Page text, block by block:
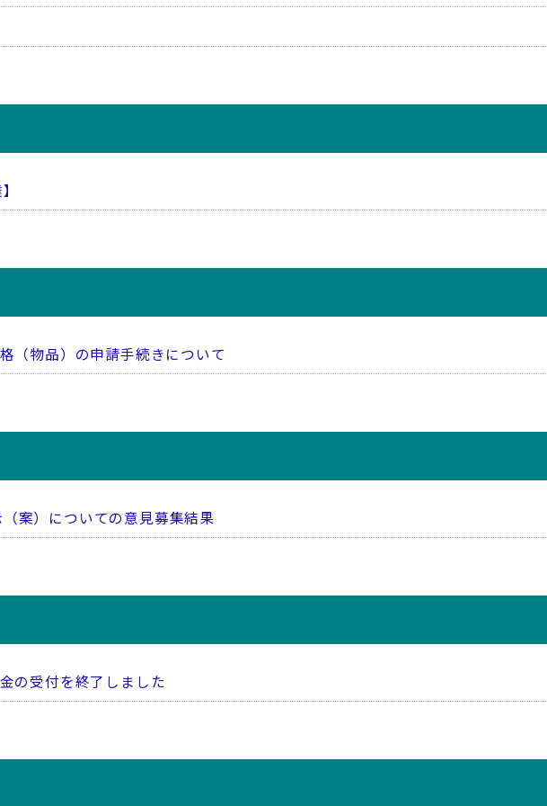
（物品）の申請手続きについて
案）についての意見募集結果
の受付を終了しました